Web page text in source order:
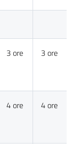
3 ore 3 ore
4 ore 4 ore